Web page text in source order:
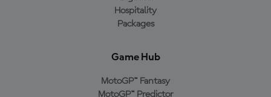
Hospitality
Packages
Game Hub
MotoGP™ Fantasy
MotoGP™ Predictor